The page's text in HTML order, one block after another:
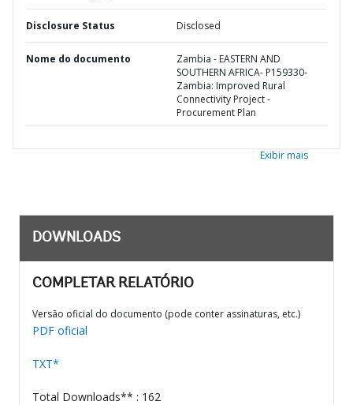
Disclosure Status Disclosed
Nome do documento
Zambia - EASTERN AND
SOUTHERN AFRICA- P159330-
Zambia: Improved Rural
Connectivity Project -
Procurement Plan
Exibir mais
DOWNLOADS
COMPLETAR RELATÓRIO
Versão oficial do documento (pode conter assinaturas, etc.)
PDF oficial
TXT*
Total Downloads** : 162